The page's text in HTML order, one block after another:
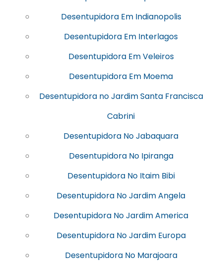
Desentupidora Em Indianopolis
Desentupidora Em Interlagos
Desentupidora Em Veleiros
Desentupidora Em Moema
Desentupidora no Jardim Santa Francisca
Cabrini
Desentupidora No Jabaquara
Desentupidora No Ipiranga
Desentupidora No Itaim Bibi
Desentupidora No Jardim Angela
Desentupidora No Jardim America
Desentupidora No Jardim Europa
Desentupidora No Marajoara